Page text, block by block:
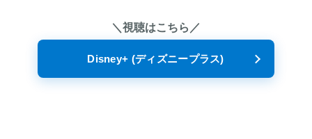
＼視聴はこちら／
Disney+ (ディズニープラス)